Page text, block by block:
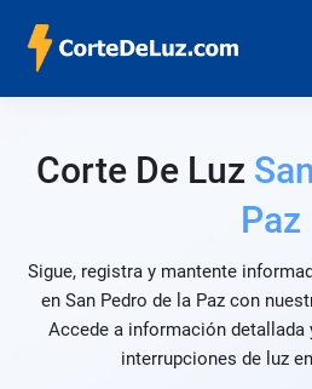
Corte De Luz
Paz
Sigue, registra y mantente
en San Pedro de la Paz con
Accede a información detallada
interrupciones de luz